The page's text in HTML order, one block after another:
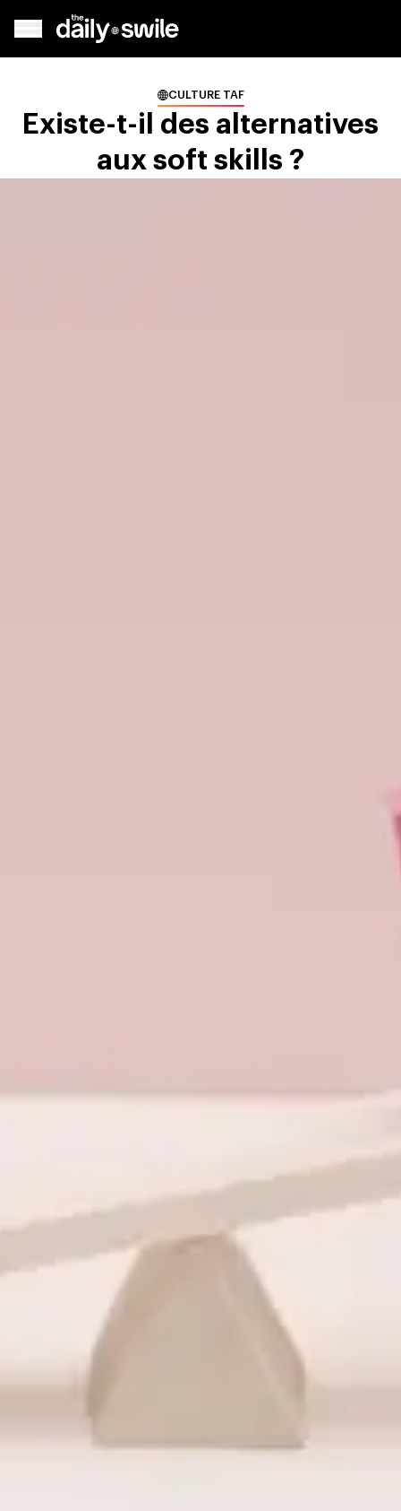
CULTURE TAF
Existe-t-il des alternatives
aux soft skills ?